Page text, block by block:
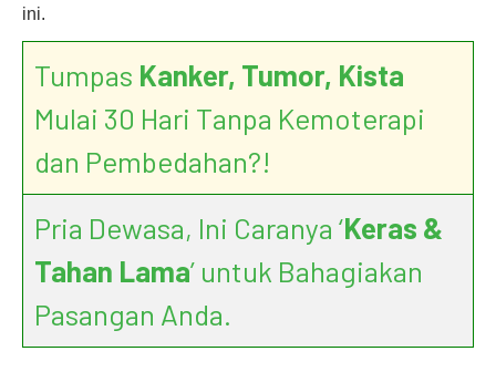
ini.
Tumpas Kanker, Tumor, Kista
Mulai 30 Hari Tanpa Kemoterapi
dan Pembedahan?!
Pria Dewasa, Ini Caranya ‘Keras &
Tahan Lama’ untuk Bahagiakan
Pasangan Anda.